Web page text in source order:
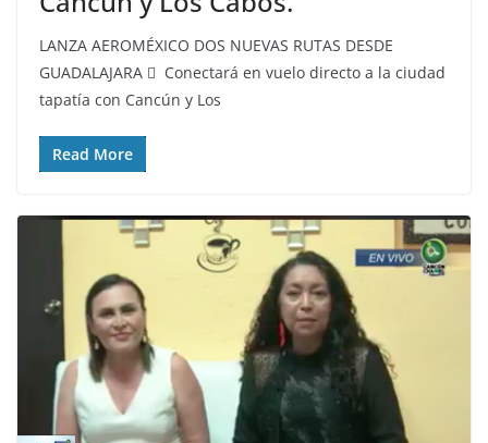
LANZA AEROMÉXICO DOS NUEVAS RUTAS DESDE
GUADALAJARA  Conectará en vuelo directo a la ciudad
tapatía con Cancún y Los
Read More